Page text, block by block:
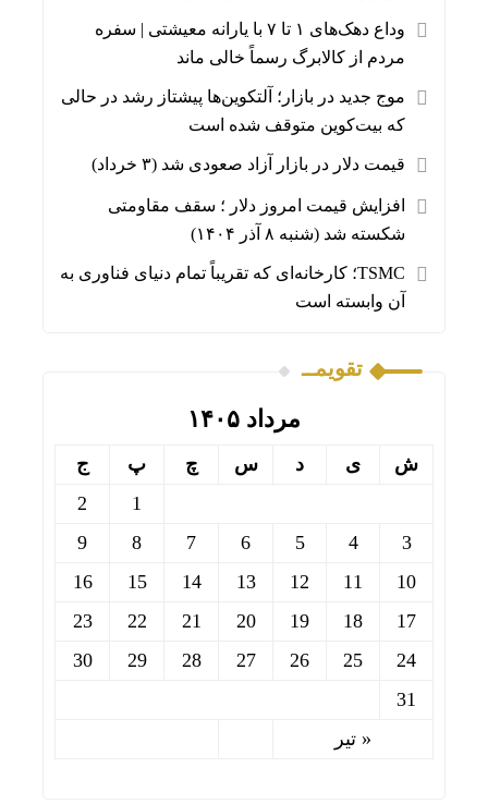
وداع دهک‌های ۱ تا ۷ با یارانه معیشتی | سفره
مردم از کالابرگ رسماً خالی ماند
موج جدید در بازار؛ آلتکوین‌ها پیشتاز رشد در حالی
که بیت‌کوین متوقف شده است
قیمت دلار در بازار آزاد صعودی شد (۳ خرداد)
افزایش قیمت امروز دلار ؛ سقف مقاومتی
شکسته شد (شنبه ۸ آذر ۱۴۰۴)
TSMC؛ کارخانه‌ای که تقریباً تمام دنیای فناوری به
آن وابسته است
تقویمــ
مرداد ۱۴۰۵
ش ی د س چ پ ج
« تیر
1
2
3
4
5
6
7
8
9
10
11
12
13
14
15
16
17
18
19
20
21
22
23
24
25
26
27
28
29
30
31